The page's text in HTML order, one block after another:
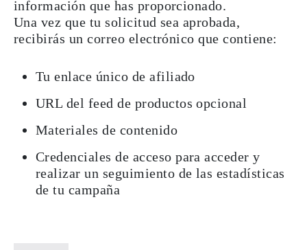
información que has proporcionado.
Una vez que tu solicitud sea aprobada,
recibirás un correo electrónico que contiene:
Tu enlace único de afiliado
URL del feed de productos opcional
Materiales de contenido
Credenciales de acceso para acceder y
realizar un seguimiento de las estadísticas
de tu campaña